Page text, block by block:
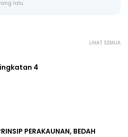
LIHAT SEMUA
4
PERAKAUNAN, BEDAH